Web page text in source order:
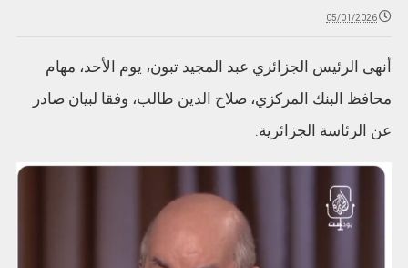
05/01/2026
أنهى الرئيس الجزائري عبد المجيد تبون، يوم الأحد، مهام
محافظ البنك المركزي، صلاح الدين طالب، وفقا لبيان صادر
عن الرئاسة الجزائرية.